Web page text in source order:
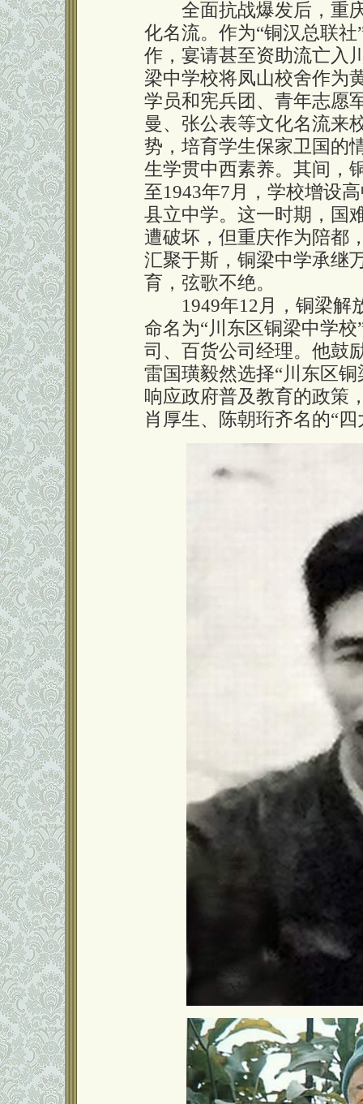
全面抗战爆发后，重庆
化名流。作为“铜汉总联
作，宴请甚至资助流亡入
梁中学校将凤山校舍作为
学员和宪兵团、青年志愿
曼、张公表等文化名流来
势，培育学生保家卫国的
生学贯中西素养。其间，
至1943年7月，学校增设
县立中学。这一时期，国
遭破坏，但重庆作为陪都
汇聚于斯，铜梁中学承继
育，弦歌不绝。
1949年12月，铜梁解
命名为“川东区铜梁中学
司、百货公司经理。他鼓
雷国璜毅然选择“川东区
响应政府普及教育的政策
肖厚生、陈朝珩齐名的“四